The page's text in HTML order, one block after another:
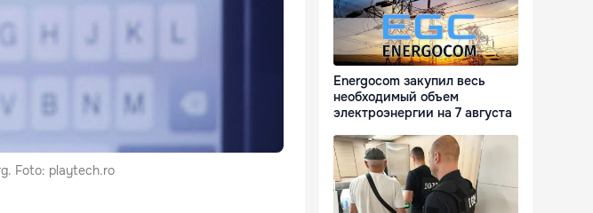
Foto: playtech.ro
Energocom закупил весь
необходимый объем
электроэнергии на 7 августа